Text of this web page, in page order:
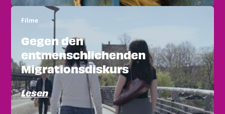
Filme
Gegen den
entmenschlichenden
Migrationsdiskurs
Lesen